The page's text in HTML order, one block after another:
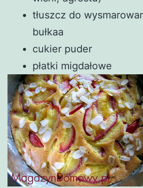
tłuszcz do
bułkaa
cukier puder
płatki migdałowe